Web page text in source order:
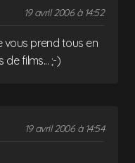
19 avril 2006 à 14:52
vous prend tous en
de films... ;-)
19 avril 2006 à 14:54